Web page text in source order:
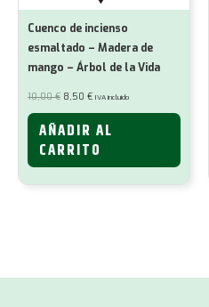
Cuenco de incienso
esmaltado – Madera de
mango – Árbol de la Vida
10,00€ El
precio
original
10,00 €.
8,50 €El
actual
8,50 €.
IVA incluido
AÑADIR AL
CARRITO